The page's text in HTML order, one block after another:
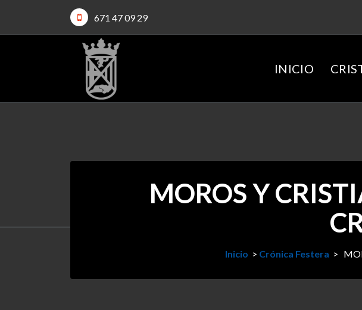
671 47 09 29
INICIO
MOROS Y
Inicio > Crónica Festera >